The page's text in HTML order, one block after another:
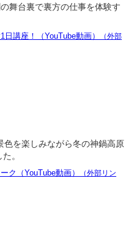
舞台裏で裏方の仕事を体験す
講座！（YouTube動画）
（外部
を楽しみながら冬の神鍋高原
。
ク（YouTube動画）
（外部リン